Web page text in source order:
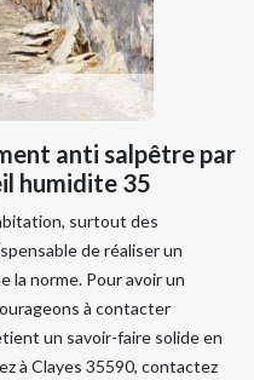
anti salpêtre par
humidite 35
surtout des
de réaliser un
norme. Pour avoir un
à contacter
un savoir-faire solide en
à Clayes 35590, contactez